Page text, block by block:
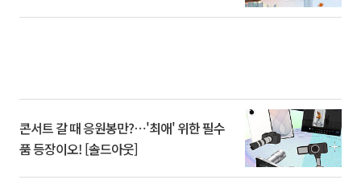
콘서트 갈 때 응원봉만?⋯'최애' 위한 필수
품 등장이오! [솔드아웃]